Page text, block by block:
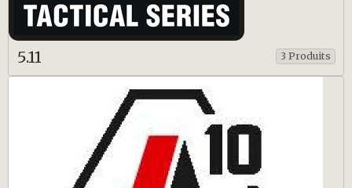
5.11 3 Produits